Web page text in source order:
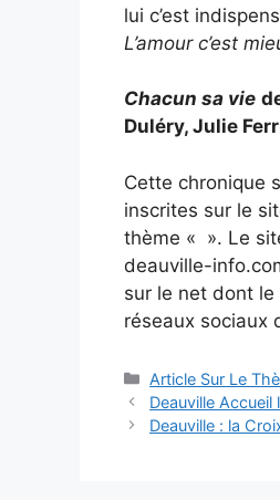
lui c’est
L’amour c’est
Chacun sa vie
Duléry, Julie
Cette chronique
inscrites sur le
thème « ». Le
deauville-
sur le net dont
réseaux sociaux
Catégories
Article Sur Le
Navigation
des
Deauville
Deauville : la